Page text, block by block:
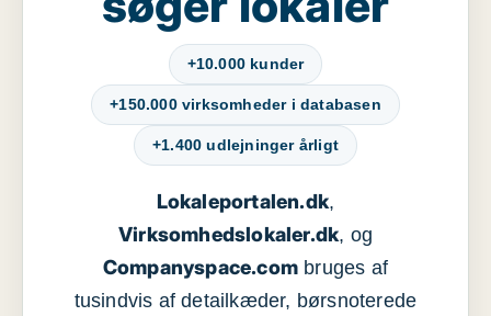
+10.000 kunder
+150.000 virksomheder i databasen
+1.400 udlejninger årligt
Lokaleportalen.dk,
Virksomhedslokaler.dk, og
Companyspace.com bruges af
tusindvis af detailkæder, børsnoterede